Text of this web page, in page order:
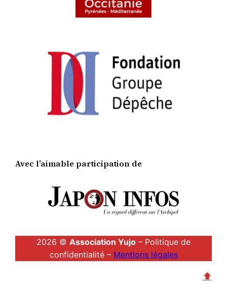
Avec l’aimable participation de
2026 © Association Yujo – Politique de
confidentialité – Mentions légales
⬆︎